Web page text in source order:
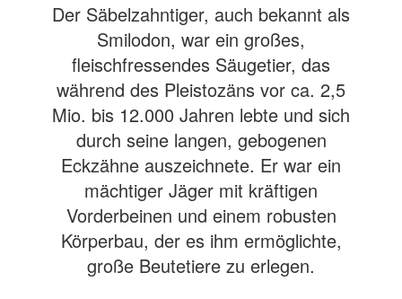
Der Säbelzahntiger, auch bekannt als
Smilodon, war ein großes,
fleischfressendes Säugetier, das
während des Pleistozäns vor ca. 2,5
Mio. bis 12.000 Jahren lebte und sich
durch seine langen, gebogenen
Eckzähne auszeichnete. Er war ein
mächtiger Jäger mit kräftigen
Vorderbeinen und einem robusten
Körperbau, der es ihm ermöglichte,
große Beutetiere zu erlegen.